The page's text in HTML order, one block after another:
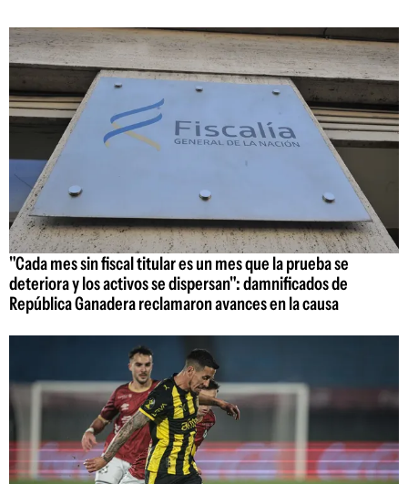
"Cada mes sin fiscal titular es un mes que la prueba se
deteriora y los activos se dispersan": damnificados de
República Ganadera reclamaron avances en la causa